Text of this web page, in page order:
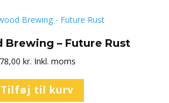
Brewing – Future Rust
78,00 kr. Inkl. moms
Tilføj til kurv